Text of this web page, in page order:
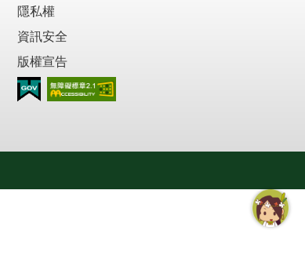
隱私權
資訊安全
版權宣告
智慧